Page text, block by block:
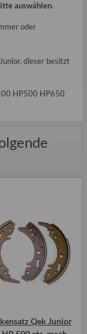
auswählen.
oder
dieser besitzt
HP500 HP650
Qek Junior